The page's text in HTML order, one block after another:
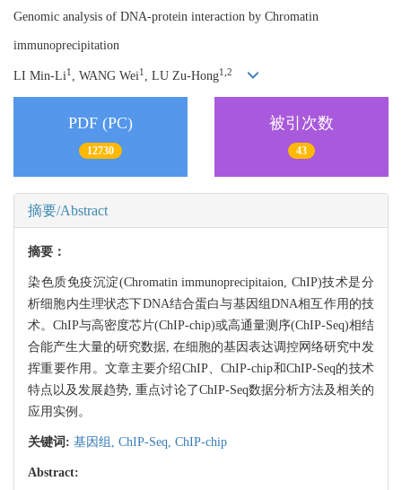
Genomic analysis of DNA-protein interaction by Chromatin
immunoprecipitation
LI Min-Li1 , WANG Wei1 , LU Zu-Hong1,2
PDF (PC)
12730
被引次数
43
摘要/Abstract
摘要：
染色质免疫沉淀(Chromatin immunoprecipitaion, ChIP)技术是分
析细胞内生理状态下DNA结合蛋白与基因组DNA相互作用的技
术。ChIP与高密度芯片(ChIP-chip)或高通量测序(ChIP-Seq)相结
合能产生大量的研究数据, 在细胞的基因表达调控网络研究中发
挥重要作用。文章主要介绍ChIP、ChIP-chip和ChIP-Seq的技术
特点以及发展趋势, 重点讨论了ChIP-Seq数据分析方法及相关的
应用实例。
关键词: 基因组, ChIP-Seq, ChIP-chip
Abstract: